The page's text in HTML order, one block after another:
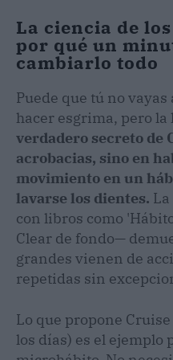
La ciencia de
por qué un
cambiarlo todo
Puede que tú no
hacer esgrima, pero la
verdadero secreto de
acrobacias, sino en
movimiento en un
lavarse los dientes.
con libros como
Clear de fondo—
grandes vienen de
repetidas sin
Lo que propone
los días) es el ejemplo